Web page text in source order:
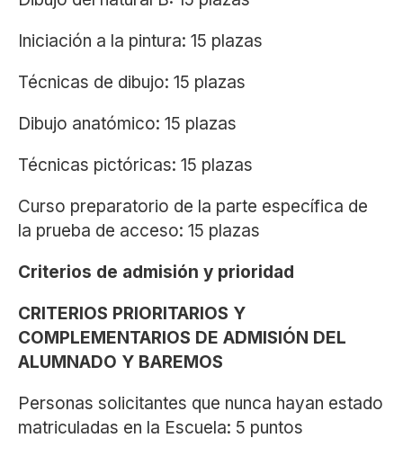
Iniciación a la pintura: 15 plazas
Técnicas de dibujo: 15 plazas
Dibujo anatómico: 15 plazas
Técnicas pictóricas: 15 plazas
Curso preparatorio de la parte específica de
la prueba de acceso: 15 plazas
Criterios de admisión y prioridad
CRITERIOS PRIORITARIOS Y
COMPLEMENTARIOS DE ADMISIÓN DEL
ALUMNADO Y BAREMOS
Personas solicitantes que nunca hayan estado
matriculadas en la Escuela: 5 puntos